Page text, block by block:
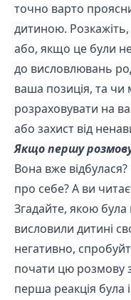
точно варто
дитиною.
або, якщо це були
до висловлювань
ваша позиція, та чи
розраховувати на
або захист від
Якщо першу
Вона вже
про себе? А ви
Згадайте, якою
висловили дитині
негативно,
почати цю розмову
перша реакція